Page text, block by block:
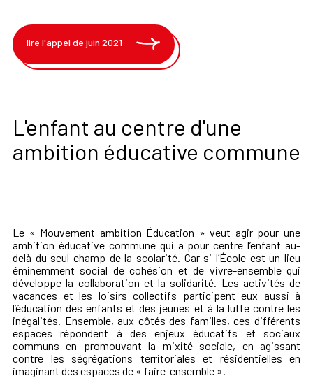
lire l'appel de juin 2021
L'enfant au centre d'une
ambition éducative commune
Le « Mouvement ambition Éducation » veut agir pour une
ambition éducative commune qui a pour centre l’enfant au-
delà du seul champ de la scolarité. Car si l’École est un lieu
éminemment social de cohésion et de vivre-ensemble qui
développe la collaboration et la solidarité. Les activités de
vacances et les loisirs collectifs participent eux aussi à
l’éducation des enfants et des jeunes et à la lutte contre les
inégalités. Ensemble, aux côtés des familles, ces différents
espaces répondent à des enjeux éducatifs et sociaux
communs en promouvant la mixité sociale, en agissant
contre les ségrégations territoriales et résidentielles en
imaginant des espaces de « faire-ensemble ».